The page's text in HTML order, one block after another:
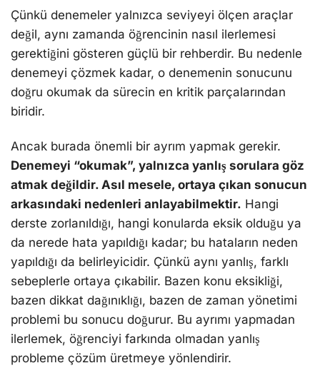
Çünkü denemeler yalnızca seviyeyi ölçen araçlar
değil, aynı zamanda öğrencinin nasıl ilerlemesi
gerektiğini gösteren güçlü bir rehberdir. Bu nedenle
denemeyi çözmek kadar, o denemenin sonucunu
doğru okumak da sürecin en kritik parçalarından
biridir.
Ancak burada önemli bir ayrım yapmak gerekir.
Denemeyi “okumak”, yalnızca yanlış sorulara göz
atmak değildir. Asıl mesele, ortaya çıkan sonucun
arkasındaki nedenleri anlayabilmektir. Hangi
derste zorlanıldığı, hangi konularda eksik olduğu ya
da nerede hata yapıldığı kadar; bu hataların neden
yapıldığı da belirleyicidir. Çünkü aynı yanlış, farklı
sebeplerle ortaya çıkabilir. Bazen konu eksikliği,
bazen dikkat dağınıklığı, bazen de zaman yönetimi
problemi bu sonucu doğurur. Bu ayrımı yapmadan
ilerlemek, öğrenciyi farkında olmadan yanlış
probleme çözüm üretmeye yönlendirir.